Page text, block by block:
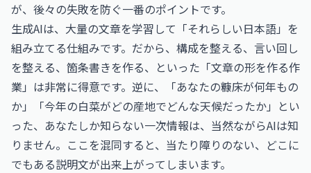
が、後々の失敗を防ぐ一番のポイントです。
生成AIは、大量の文章を学習して「それらしい日本語」を
組み立てる仕組みです。だから、構成を整える、言い回し
を整える、箇条書きを作る、といった「文章の形を作る作
業」は非常に得意です。逆に、「あなたの糠床が何年もの
か」「今年の白菜がどの産地でどんな天候だったか」とい
った、あなたしか知らない一次情報は、当然ながらAIは知
りません。ここを混同すると、当たり障りのない、どこに
でもある説明文が出来上がってしまいます。